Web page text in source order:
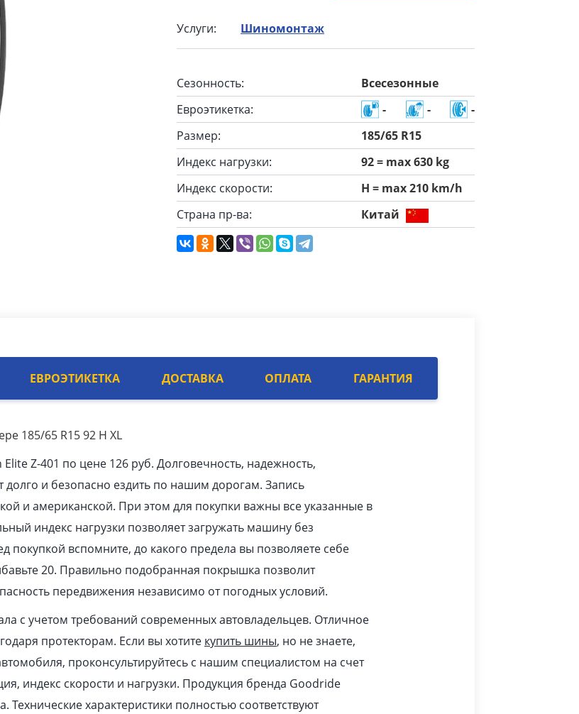
Услуги: Шиномонтаж
Сезонность:
Всесезонные
Евроэтикетка:
- -
-
Размер:
185/65 R15
Индекс нагрузки:
92 = max 630 kg
Индекс скорости:
H = max 210 km/h
Страна пр-ва:
Китай
ЕВРОЭТИКЕТКА ДОСТАВКА ОПЛАТА ГАРАНТИЯ
185/65 R15 92 H XL
Z-401 по цене 126 руб. Долговечность, надежность,
и безопасно ездить по нашим дорогам. Запись
и американской. При этом для покупки важны все указанные в
индекс нагрузки позволяет загружать машину без
покупкой вспомните, до какого предела вы позволяете себе
20. Правильно подобранная покрышка позволит
передвижения независимо от погодных условий.
с учетом требований современных автовладельцев. Отличное
протекторам. Если вы хотите купить шины, но не знаете,
проконсультируйтесь с нашим специалистом на счет
индекс скорости и нагрузки. Продукция бренда Goodride
характеристики полностью соответствуют